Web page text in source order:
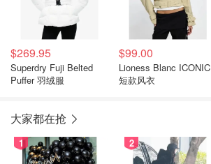
$269.95
Superdry Fuji Belted
Puffer 羽绒服
$99.00
Lioness Blanc ICONIC
短款风衣
大家都在抢
1 2